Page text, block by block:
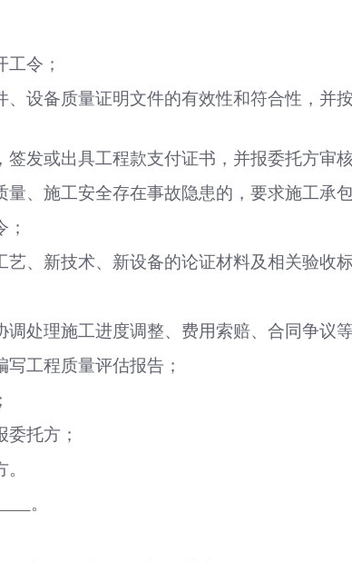
令；
设备质量证明文件的有效性和符合性，并
发或出具工程款支付证书，并报委托方审核
、施工安全存在事故隐患的，要求施工承
、新技术、新设备的论证材料及相关验收标
处理施工进度调整、费用索赔、合同争议等
工程质量评估报告；
托方；
。